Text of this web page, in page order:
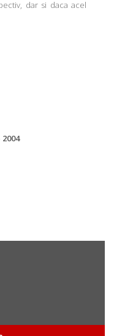
dar si daca acel
2004